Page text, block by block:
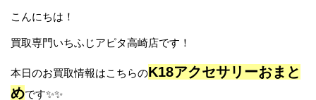
こんにちは！
買取専門いちふじアピタ高崎店です！
本日のお買取情報はこちらのK18アクセサリーおまと
めです✨✨